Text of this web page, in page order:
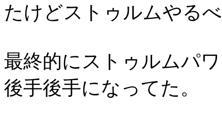
たけどストゥルムやる
最終的にストゥルムパ
後手後手になってた。